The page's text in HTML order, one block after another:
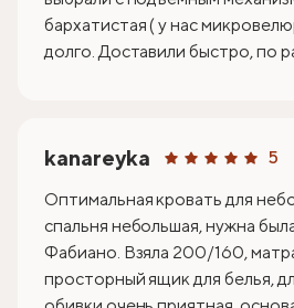
бархатистая ( у нас
долго. Доставили быстро, по
kanareyka 5
Оптимальная кровать для
спальня небольшая, нужна
Фабиано. Взяла 200/160,
просторный ящик для белья,